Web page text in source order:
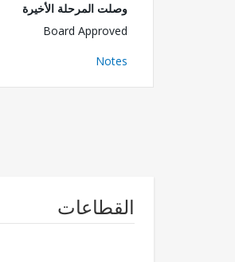
وصلت المرحلة الأخيرة
Board Approved
Notes
القطاعات